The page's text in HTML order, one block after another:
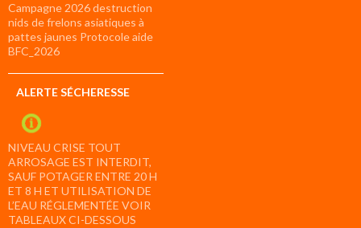
Campagne 2026 destruction
nids de frelons asiatiques à
pattes jaunes Protocole aide
BFC_2026
ALERTE SÉCHERESSE
NIVEAU CRISE TOUT
ARROSAGE EST INTERDIT,
SAUF POTAGER ENTRE 20 H
ET 8 H ET UTILISATION DE
L’EAU RÉGLEMENTÉE VOIR
TABLEAUX CI-DESSOUS